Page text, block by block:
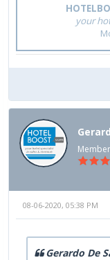
your
Member
08-06-2020, 05:38 PM
Gerardo De